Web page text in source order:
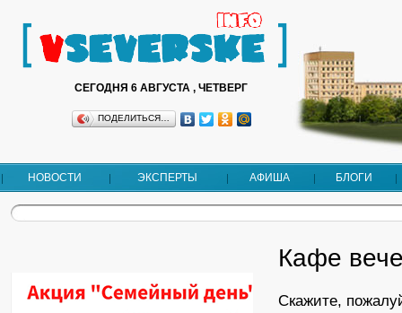
СЕГОДНЯ 6 АВГУСТА , ЧЕТВЕРГ
ПОДЕЛИТЬСЯ…
НОВОСТИ ЭКСПЕРТЫ АФИША БЛОГИ
Кафе
Скажите,